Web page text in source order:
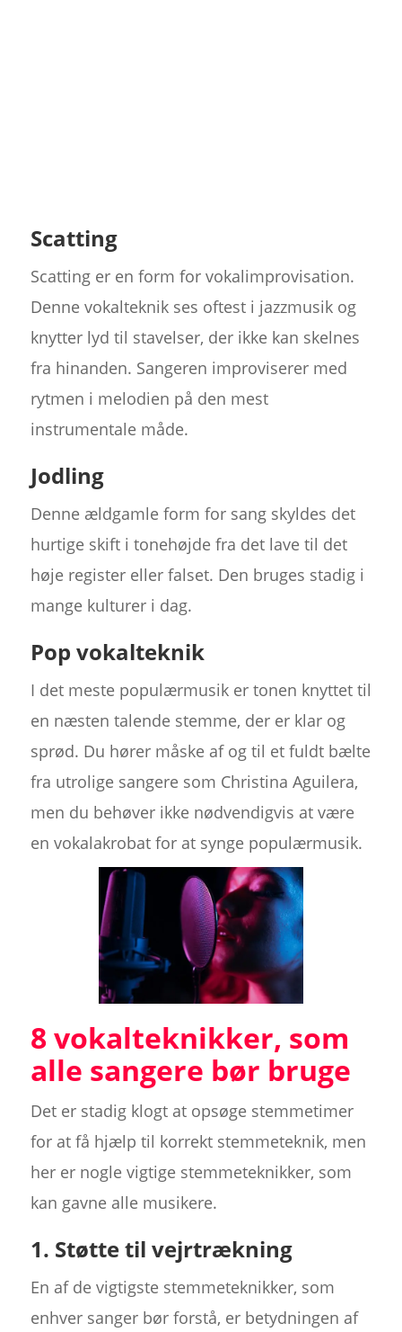
Scatting
Scatting er en form for vokalimprovisation.
Denne vokalteknik ses oftest i jazzmusik og
knytter lyd til stavelser, der ikke kan skelnes
fra hinanden. Sangeren improviserer med
rytmen i melodien på den mest
instrumentale måde.
Jodling
Denne ældgamle form for sang skyldes det
hurtige skift i tonehøjde fra det lave til det
høje register eller falset. Den bruges stadig i
mange kulturer i dag.
Pop vokalteknik
I det meste populærmusik er tonen knyttet til
en næsten talende stemme, der er klar og
sprød. Du hører måske af og til et fuldt bælte
fra utrolige sangere som Christina Aguilera,
men du behøver ikke nødvendigvis at være
en vokalakrobat for at synge populærmusik.
8 vokalteknikker, som
alle sangere bør bruge
Det er stadig klogt at opsøge stemmetimer
for at få hjælp til korrekt stemmeteknik, men
her er nogle vigtige stemmeteknikker, som
kan gavne alle musikere.
1. Støtte til vejrtrækning
En af de vigtigste stemmeteknikker, som
enhver sanger bør forstå, er betydningen af